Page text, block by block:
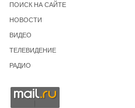
ПОИСК НА САЙТЕ
НОВОСТИ
ВИДЕО
ТЕЛЕВИДЕНИЕ
РАДИО